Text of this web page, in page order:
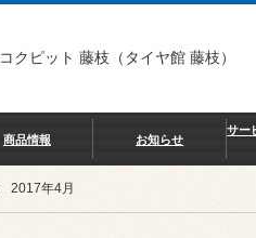
コクピット 藤枝（タイヤ館 藤枝）
商品情報 お知らせ
サー
2017年4月